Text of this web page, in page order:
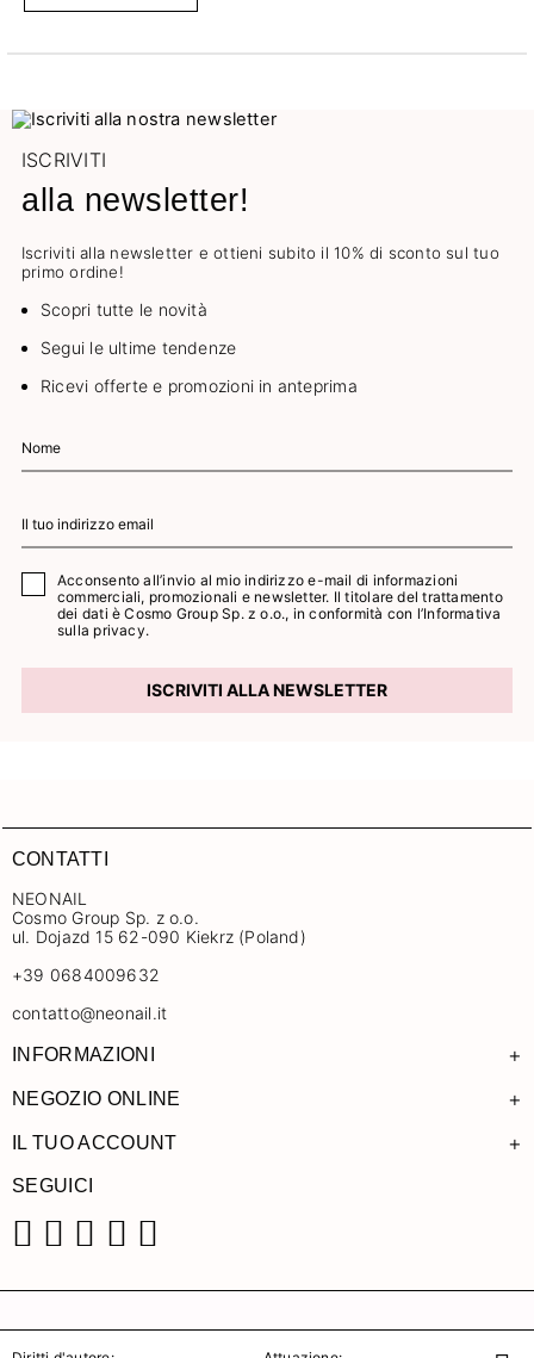
ISCRIVITI
alla newsletter!
Iscriviti alla newsletter e ottieni subito il 10% di sconto sul tuo
primo ordine!
Scopri tutte le novità
Segui le ultime tendenze
Ricevi offerte e promozioni in anteprima
Acconsento all’invio al mio indirizzo e-mail di informazioni
commerciali, promozionali e newsletter. Il titolare del trattamento
dei dati è Cosmo Group Sp. z o.o., in conformità con l’Informativa
sulla privacy.
ISCRIVITI ALLA NEWSLETTER
CONTATTI
NEONAIL
Cosmo Group Sp. z o.o.
ul. Dojazd 15 62-090 Kiekrz (Poland)
+39 0684009632
contatto@neonail.it
INFORMAZIONI +
NEGOZIO ONLINE +
IL TUO ACCOUNT +
SEGUICI